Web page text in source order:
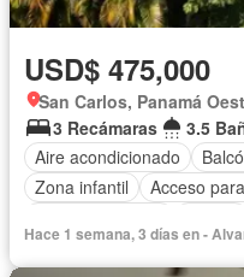
USD$ 475,000
San Carlos, Panamá
3 Recámaras
3.5
Aire acondicionado
Zona infantil
Acceso
Seguridad
Cuarto de
Hace 1 semana, 3 días en -